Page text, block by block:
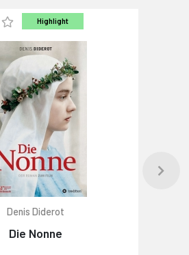
Highlight
Denis Diderot
Die Nonne